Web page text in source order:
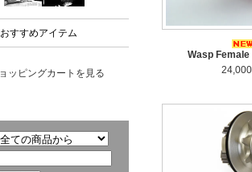
おすすめアイテム
Wasp